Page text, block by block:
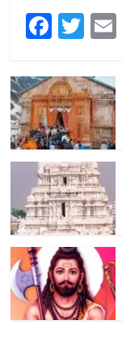
F
a
c
e
b
o
o
k
T
w
itt
er